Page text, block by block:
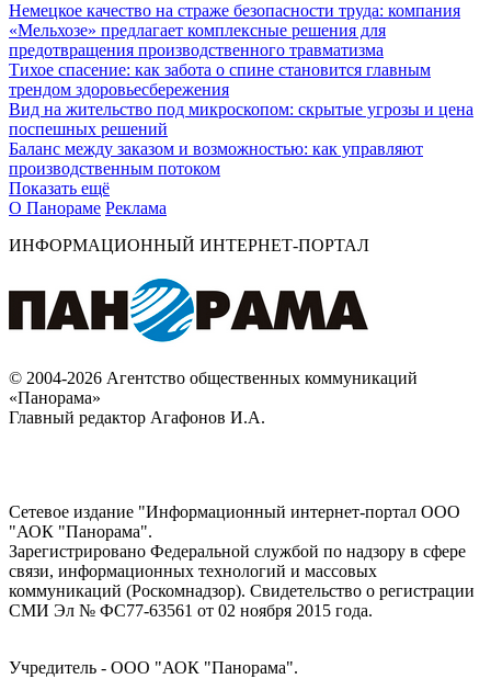
Немецкое качество на страже безопасности труда: компания
«Мельхозе» предлагает комплексные решения для
предотвращения производственного травматизма
Тихое спасение: как забота о спине становится главным
трендом здоровьесбережения
Вид на жительство под микроскопом: скрытые угрозы и цена
поспешных решений
Баланс между заказом и возможностью: как управляют
производственным потоком
Показать ещё
О Панораме Реклама
ИНФОРМАЦИОННЫЙ ИНТЕРНЕТ-ПОРТАЛ
© 2004-2026 Агентство общественных коммуникаций
«Панорама»
Главный редактор Агафонов И.А.
Сетевое издание "Информационный интернет-портал ООО
"АОК "Панорама".
Зарегистрировано Федеральной службой по надзору в сфере
связи, информационных технологий и массовых
коммуникаций (Роскомнадзор). Cвидетельство о регистрации
СМИ Эл № ФС77-63561 от 02 ноября 2015 года.
Учредитель - ООО "АОК "Панорама".